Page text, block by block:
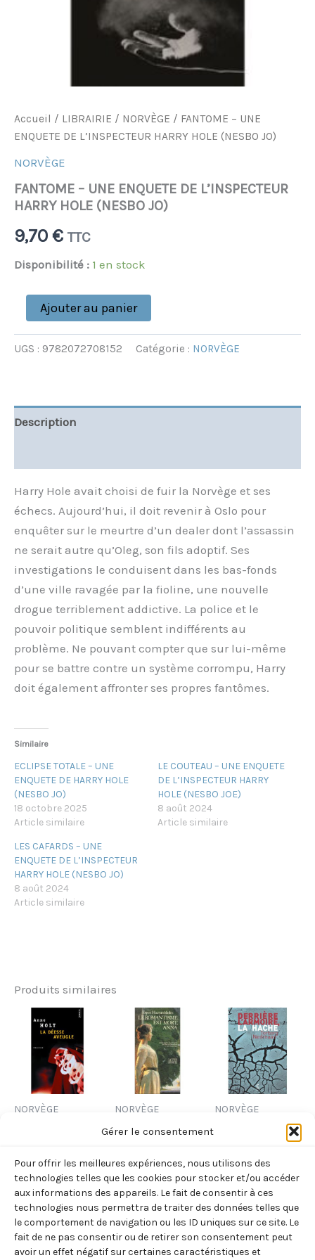
Gérer le consentement
Pour offrir les meilleures expériences, nous utilisons des
technologies telles que les cookies pour stocker et/ou accéder
aux informations des appareils. Le fait de consentir à ces
technologies nous permettra de traiter des données telles que
le comportement de navigation ou les ID uniques sur ce site. Le
fait de ne pas consentir ou de retirer son consentement peut
avoir un effet négatif sur certaines caractéristiques et
Accueil / LIBRAIRIE / NORVÈGE / FANTOME – UNE
ENQUETE DE L’INSPECTEUR HARRY HOLE (NESBO JO)
NORVÈGE
FANTOME – UNE ENQUETE DE L’INSPECTEUR
HARRY HOLE (NESBO JO)
9,70 € TTC
Disponibilité : 1 en stock
Ajouter au panier
UGS : 9782072708152 Catégorie : NORVÈGE
Description
Harry Hole avait choisi de fuir la Norvège et ses
échecs. Aujourd’hui, il doit revenir à Oslo pour
enquêter sur le meurtre d’un dealer dont l’assassin
ne serait autre qu’Oleg, son fils adoptif. Ses
investigations le conduisent dans les bas-fonds
d’une ville ravagée par la fioline, une nouvelle
drogue terriblement addictive. La police et le
pouvoir politique semblent indifférents au
problème. Ne pouvant compter que sur lui-même
pour se battre contre un système corrompu, Harry
doit également affronter ses propres fantômes.
Similaire
ECLIPSE TOTALE – UNE
ENQUETE DE HARRY HOLE
(NESBO JO)
18 octobre 2025
Article similaire
LE COUTEAU – UNE ENQUETE
DE L’INSPECTEUR HARRY
HOLE (NESBO JOE)
8 août 2024
Article similaire
LES CAFARDS – UNE
ENQUETE DE L’INSPECTEUR
HARRY HOLE (NESBO JO)
8 août 2024
Article similaire
Produits similaires
NORVÈGE
(ANNE HOLT)
7,70€ TTC
Ajouter
au
panier
NORVÈGE
LE
EST MORT,
ANNA
(HAAVARDSHOLM
ESPEN)
22,90€ TTC
NORVÈGE
HACHE
(NEDREAAS
TORBORG)
20,30 TTC